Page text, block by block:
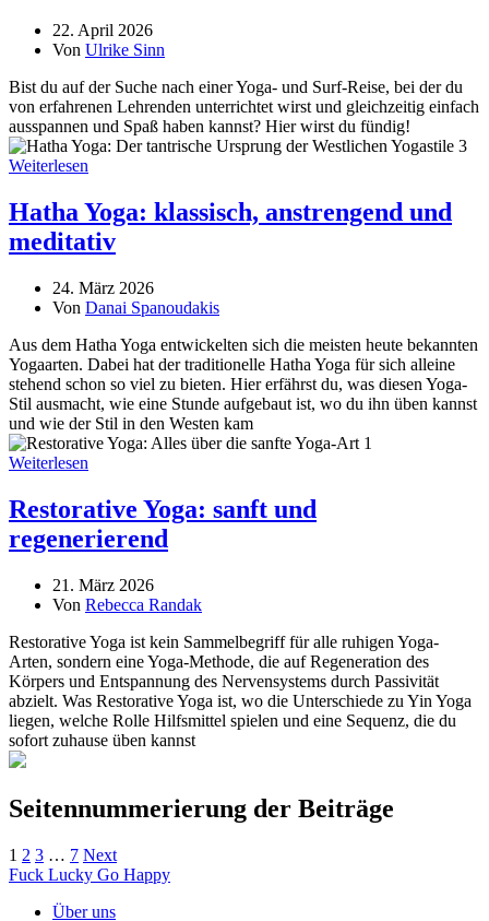
22. April 2026
Von Ulrike Sinn
Bist du auf der Suche nach einer Yoga- und Surf-Reise, bei der du
von erfahrenen Lehrenden unterrichtet wirst und gleichzeitig einfach
ausspannen und Spaß haben kannst? Hier wirst du fündig!
Weiterlesen
Hatha Yoga: klassisch, anstrengend und
meditativ
24. März 2026
Von Danai Spanoudakis
Aus dem Hatha Yoga entwickelten sich die meisten heute bekannten
Yogaarten. Dabei hat der traditionelle Hatha Yoga für sich alleine
stehend schon so viel zu bieten. Hier erfährst du, was diesen Yoga-
Stil ausmacht, wie eine Stunde aufgebaut ist, wo du ihn üben kannst
und wie der Stil in den Westen kam
Weiterlesen
Restorative Yoga: sanft und
regenerierend
21. März 2026
Von Rebecca Randak
Restorative Yoga ist kein Sammelbegriff für alle ruhigen Yoga-
Arten, sondern eine Yoga-Methode, die auf Regeneration des
Körpers und Entspannung des Nervensystems durch Passivität
abzielt. Was Restorative Yoga ist, wo die Unterschiede zu Yin Yoga
liegen, welche Rolle Hilfsmittel spielen und eine Sequenz, die du
sofort zuhause üben kannst
Seitennummerierung der Beiträge
1 2 3 … 7 Next
Fuck Lucky Go Happy
Über uns